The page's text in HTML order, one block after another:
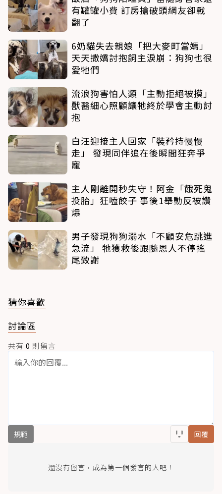
有罐罐小費 訂房搶破頭網友卻戰
翻了
6奶貓失去親娘「把大麥町當媽」
天天撒嬌討抱飼主淚崩：狗狗也很
愛牠們
流浪狗害怕人類「主動拒絕被摸」
獸醫細心照顧讓牠終於學會主動討
抱
白汪迎接主人回家「裝矜持慢慢
走」 發現同伴追在後瞬間狂奔爭
寵
主人剛離開秒失守！阿金「餓死鬼
投胎」狂嗑餃子 事後1舉動反被讚
爆
男子發現狗狗溺水「不顧安危跳進
急流」 牠獲救後跟隨恩人不停搖
尾致謝
猜你喜歡
討論區
共有 0 則留言
規範 回覆
還沒有留言，成為第一個發言的人吧！